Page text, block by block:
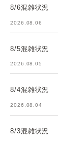
8/6混雑状況
2026.08.06
8/5混雑状況
2026.08.05
8/4混雑状況
2026.08.04
8/3混雑状況